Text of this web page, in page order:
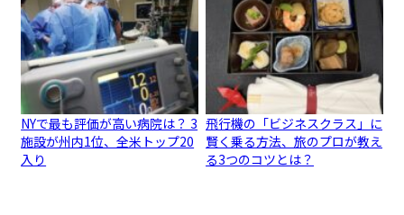
NYで最も評価が高い病院は？ 3
施設が州内1位、全米トップ20
入り
飛行機の「ビジネスクラス」に
賢く乗る方法、旅のプロが教え
る3つのコツとは？